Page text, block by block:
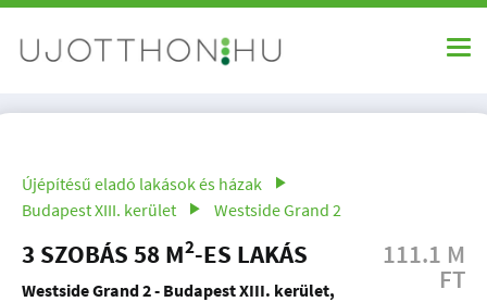
Újépítésű eladó lakások és házak
Budapest XIII. kerület
Westside Grand 2
3 SZOBÁS 58 M2-ES LAKÁS
Westside Grand 2 - Budapest XIII. kerület,
111.1 M
FT